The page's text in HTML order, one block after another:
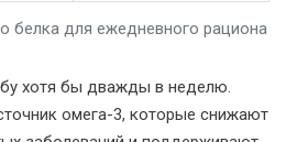
белка для ежедневного рациона
хотя бы дважды в неделю.
омега-3, которые снижают